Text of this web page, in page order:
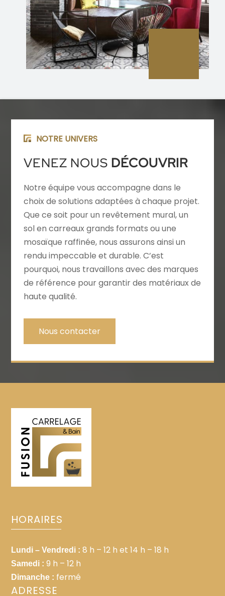
NOTRE UNIVERS
VENEZ NOUS DÉCOUVRIR
Notre équipe vous accompagne dans le
choix de solutions adaptées à chaque projet.
Que ce soit pour un revêtement mural, un
sol en carreaux grands formats ou une
mosaïque raffinée, nous assurons ainsi un
rendu impeccable et durable. C’est
pourquoi, nous travaillons avec des marques
de référence pour garantir des matériaux de
haute qualité.
Nous contacter
HORAIRES
Lundi – Vendredi : 8 h – 12 h et 14 h – 18 h
Samedi : 9 h – 12 h
Dimanche : fermé
ADRESSE